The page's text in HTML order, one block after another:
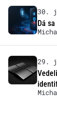
30.
Dá
29.